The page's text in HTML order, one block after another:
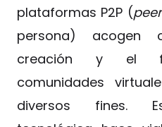
plataformas P2P (
persona) acogen
creación y el
comunidades
diversos fines.